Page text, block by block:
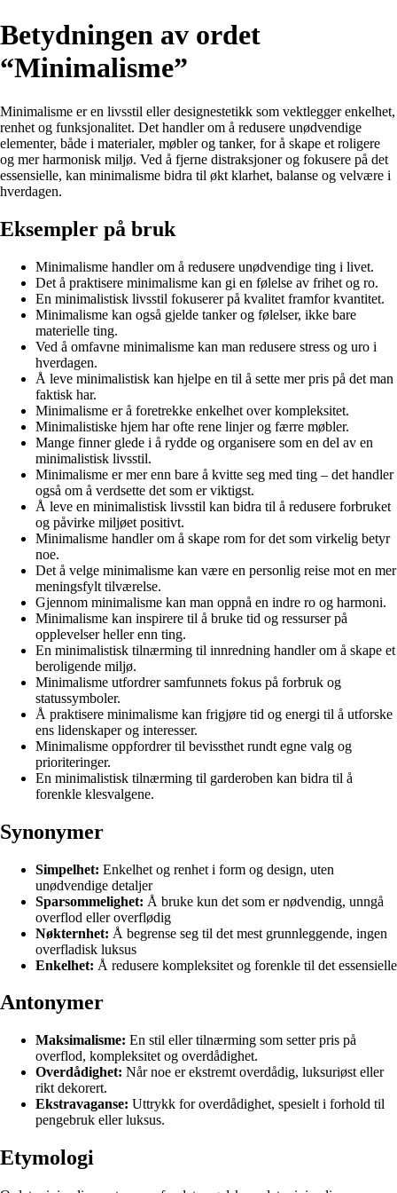
Betydningen av ordet
“Minimalisme”
Minimalisme er en livsstil eller designestetikk som vektlegger enkelhet,
renhet og funksjonalitet. Det handler om å redusere unødvendige
elementer, både i materialer, møbler og tanker, for å skape et roligere
og mer harmonisk miljø. Ved å fjerne distraksjoner og fokusere på det
essensielle, kan minimalisme bidra til økt klarhet, balanse og velvære i
hverdagen.
Eksempler på bruk
Minimalisme handler om å redusere unødvendige ting i livet.
Det å praktisere minimalisme kan gi en følelse av frihet og ro.
En minimalistisk livsstil fokuserer på kvalitet framfor kvantitet.
Minimalisme kan også gjelde tanker og følelser, ikke bare
materielle ting.
Ved å omfavne minimalisme kan man redusere stress og uro i
hverdagen.
Å leve minimalistisk kan hjelpe en til å sette mer pris på det man
faktisk har.
Minimalisme er å foretrekke enkelhet over kompleksitet.
Minimalistiske hjem har ofte rene linjer og færre møbler.
Mange finner glede i å rydde og organisere som en del av en
minimalistisk livsstil.
Minimalisme er mer enn bare å kvitte seg med ting – det handler
også om å verdsette det som er viktigst.
Å leve en minimalistisk livsstil kan bidra til å redusere forbruket
og påvirke miljøet positivt.
Minimalisme handler om å skape rom for det som virkelig betyr
noe.
Det å velge minimalisme kan være en personlig reise mot en mer
meningsfylt tilværelse.
Gjennom minimalisme kan man oppnå en indre ro og harmoni.
Minimalisme kan inspirere til å bruke tid og ressurser på
opplevelser heller enn ting.
En minimalistisk tilnærming til innredning handler om å skape et
beroligende miljø.
Minimalisme utfordrer samfunnets fokus på forbruk og
statussymboler.
Å praktisere minimalisme kan frigjøre tid og energi til å utforske
ens lidenskaper og interesser.
Minimalisme oppfordrer til bevissthet rundt egne valg og
prioriteringer.
En minimalistisk tilnærming til garderoben kan bidra til å
forenkle klesvalgene.
Synonymer
Simpelhet: Enkelhet og renhet i form og design, uten
unødvendige detaljer
Sparsommelighet: Å bruke kun det som er nødvendig, unngå
overflod eller overflødig
Nøkternhet: Å begrense seg til det mest grunnleggende, ingen
overfladisk luksus
Enkelhet: Å redusere kompleksitet og forenkle til det essensielle
Antonymer
Maksimalisme: En stil eller tilnærming som setter pris på
overflod, kompleksitet og overdådighet.
Overdådighet: Når noe er ekstremt overdådig, luksuriøst eller
rikt dekorert.
Ekstravaganse: Uttrykk for overdådighet, spesielt i forhold til
pengebruk eller luksus.
Etymologi